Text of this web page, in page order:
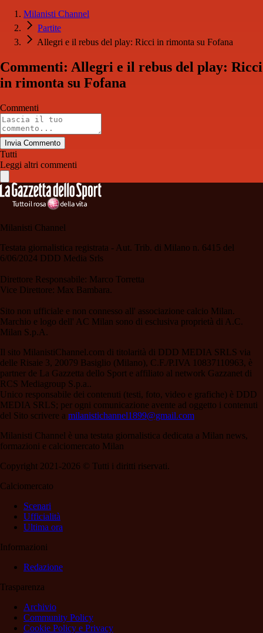
Milanisti Channel
Partite
Allegri e il rebus del play: Ricci in rimonta su Fofana
Commenti: Allegri e il rebus del play: Ricci
in rimonta su Fofana
Commenti
Invia Commento
Tutti
Leggi altri commenti
Milanisti Channel
Testata giornalistica registrata - Aut. Trib. di Milano n. 6415 del
6/06/2024 DDD Media Srls
Direttore Responsabile: Marco Torretta
Vice Direttore: Max Bambara.
Sito non ufficiale e non connesso all' associazione calcio Milan.
Marchio e logo dell' AC Milan sono di esclusiva proprietà di A.C.
Milan S.p.A.
Il sito MilanistiChannel.com di titolarità di DDD MEDIA SRLS via
delle Risaie 3, 20079 Basiglio (Milano), C.F./P.IVA 10837110963, è
partner de La Gazzetta dello Sport e affiliato al network Gazzanet di
RCS Mediagroup S.p.a..
Unico responsabile dei contenuti (testi, foto, video e grafiche) è DDD
MEDIA SRLS; per ogni comunicazione avente ad oggetto i contenuti
del Sito scrivere a milanistichannel1899@gmail.com
Milanisti Channel è una testata giornalistica dedicata a Milan news,
formazioni e calciomercato Milan
Copyright 2021-2026 © Tutti i diritti riservati.
Calciomercato
Scenari
Ufficialità
Ultima ora
Informazioni
Redazione
Trasparenza
Archivio
Community Policy
Cookie Policy e Privacy